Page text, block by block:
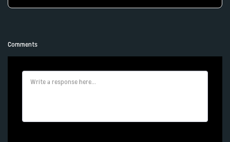
Comments